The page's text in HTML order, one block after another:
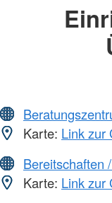
Karte: Link zur
Bereitschaften
Karte: Link zur